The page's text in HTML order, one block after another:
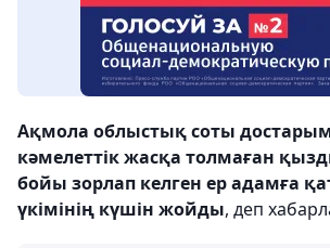
Ақмола облыстық соты
кәмелеттік жасқа толмаған
бойы зорлап келген ер адамға
үкімінің күшін жойды, деп